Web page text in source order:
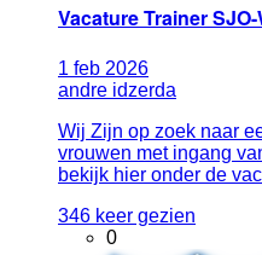
Vacature Trainer
1 feb 2026
andre idzerda
Wij Zijn op zoek naar
vrouwen met ingang
bekijk hier onder de
346 keer gezien
0